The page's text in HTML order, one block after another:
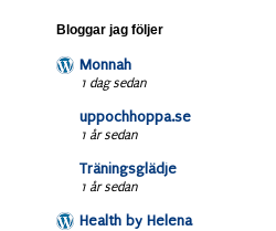
Bloggar jag följer
Monnah
1 dag sedan
uppochhoppa.se
1 år sedan
Träningsglädje
1 år sedan
Health by Helena